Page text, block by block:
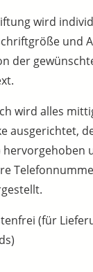
wird
und
der
wird alles
ausgerichtet,
hervorgehoben
(für